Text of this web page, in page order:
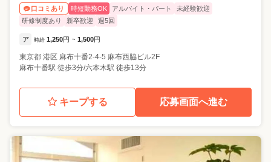
口コミあり 時短勤務OK アルバイト・パート
未経験歓迎
研修制度あり
新卒歓迎 週5回
ア 時給 1,250円 ~ 1,500円
東京都 港区 麻布十番2-4-5 麻布西脇ビル2F
麻布十番駅 徒歩3分/六本木駅 徒歩13分
キープする 応募画面へ進む